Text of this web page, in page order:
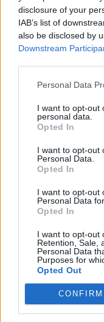
disclosure of your
IAB’s list of
also be disclosed by
Downstream
Personal Data
I want to opt-out
personal data.
Opted In
I want to opt-out
Personal Data.
Opted In
I want to opt-out
Personal Data
Opted In
I want to opt-out
Retention, Sale,
Personal Data
Purposes for
Opted Out
CONFIRM
NID